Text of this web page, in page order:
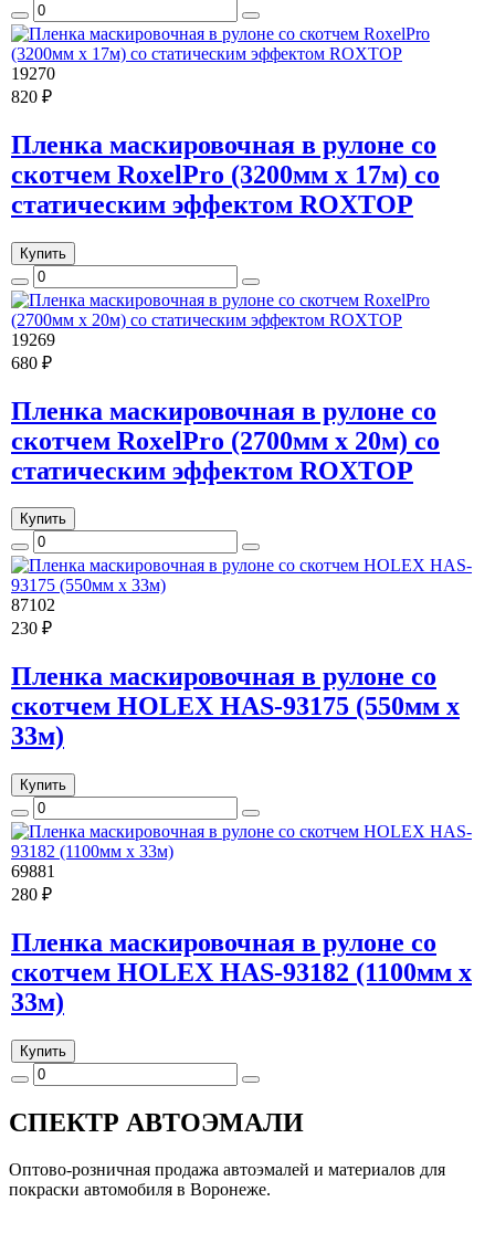
19270
820 ₽
Пленка маскировочная в рулоне со
скотчем RoxelPro (3200мм х 17м) со
статическим эффектом ROXTOP
Купить
19269
680 ₽
Пленка маскировочная в рулоне со
скотчем RoxelPro (2700мм х 20м) со
статическим эффектом ROXTOP
Купить
87102
230 ₽
Пленка маскировочная в рулоне со
скотчем HOLEX HAS-93175 (550мм х
33м)
Купить
69881
280 ₽
Пленка маскировочная в рулоне со
скотчем HOLEX HAS-93182 (1100мм х
33м)
Купить
СПЕКТР АВТОЭМАЛИ
Оптово-розничная продажа автоэмалей и материалов для
покраски автомобиля в Воронеже.